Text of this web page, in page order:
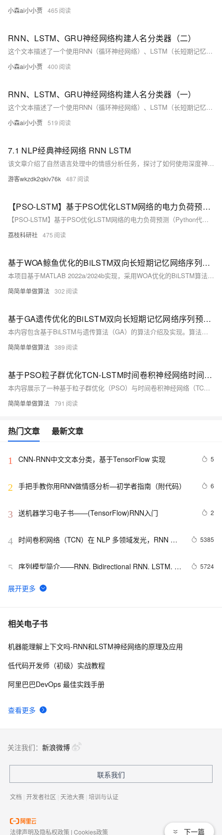
小森ai小小贾 465
RNN、LSTM、GRU神经网络构建人名分类器（二）
这个文本描述了一个使用RNN（循环神经网络）、LSTM（长短期记忆网络）和GRU（门控循环单元）构建的人名分类器的案例。案例的主要目的是通过输入一个人名来预测它最可能属于哪个国家。这个任务在国际化的公司中很重要，因为可以自动为用户注册时提供相应的国家或地区选项。
小森ai小小贾 400
RNN、LSTM、GRU神经网络构建人名分类器（一）
这个文本描述了一个使用RNN（循环神经网络）、LSTM（长短期记忆网络）和GRU（门控循环单元）构建的人名分类器的案例。案例的主要目的是通过输入一个人名来预测它最可能属于哪个国家。这个任务在国际化的公司中很重要，因为可以自动为用户注册时提供相应的国家或地区选项。
小森ai小小贾 519
7.1 NLP经典神经网络 RNN LSTM
该文章介绍了自然语言处理中的情感分析任务，探讨了如何使用深度神经网络，特别是循环神经网络（RNN）和长短时记忆网络（LSTM），来处理和分析文本数据中的复杂情感倾向。
游客wkzdk2qklv76k 487
【PSO-LSTM】基于PSO优化LSTM网络的电力负荷预测（Python代码实现）
【PSO-LSTM】基于PSO优化LSTM网络的电力负荷预测（Python代码实现）
荔枝科研社 475
基于WOA鲸鱼优化的BiLSTM双向长短期记忆网络序列预测算法matlab仿真,对比BiLSTM和LSTM
本项目基于MATLAB 2022a/2024b实现，采用WOA优化的BiLSTM算法进行序列预测。核心代码包含完整中文注释与操作视频，展示从参数优化到模型训练、预测的全流程。BiLSTM通过前向与后向LSTM结合，有效捕捉序列前后文信息，解决传统RNN梯度消失问题。WOA优化超参数（如学习率、隐藏层神经元数），提升模型性能，避免局部最优解。附有运行效果图预览，最终输出预测值与实际值对比，RMSE评估精度。适合研究时序数据分析与深度学习优化的开发者参考。
简简单单做算法 302
基于GA遗传优化的BiLSTM双向长短期记忆网络序列预测算法matlab仿真,对比BiLSTM和LSTM
本内容包含基于BiLSTM与遗传算法（GA）的算法介绍及实现。算法通过MATLAB2022a/2024b运行，核心为优化BiLSTM超参数（如学习率、神经元数量），提升预测性能。LSTM解决传统RNN梯度问题，捕捉长期依赖；BiLSTM双向处理序列，融合前文后文信息，适合全局信息任务。附完整代码（含注释）、操作视频及无水印运行效果预览，适用于股票预测等场景，精度优于单向LSTM。
简简单单做算法 389
基于PSO粒子群优化TCN-LSTM时间卷积神经网络时间序列预测算法matlab仿真
本内容展示了一种基于粒子群优化（PSO）与时间卷积神经网络（TCN）的时间序列预测方法。通过 MATLAB2022a 实现，完整程序运行无水印，核心代码附详细中文注释及操作视频。算法利用 PSO 优化 TCN 的超参数（如卷积核大小、层数等），提升非线性时间序列预测性能。TCN 结构包含因果卷积层与残差连接，结合 LSTM 构建混合模型，经多次迭代选择最优超参数，最终实现更准确可靠的预测效果，适用于金融、气象等领域。
简简单单做算法 791
热门文章 最新文章
1 CNN-RNN中文文本分类，基于TensorFlow 实现 5
2 手把手教你用RNN做情感分析—初学者指南（附代码） 6
3 送机器学习电子书——(TensorFlow)RNN入门 2
4 时间卷积网络（TCN）在 NLP 多领域发光，RNN 或
5385
5
序列模型简介——RNN, Bidirectional RNN, LSTM,
5724
6 Python深度学习面试：CNN、RNN与Transformer详解
7 Transformer、RNN和SSM的相似性探究：揭示看似不相
8 【PyTorch基础教程15】循环神经网络RNN
相关电子书
查看更多
机器能理解上下文吗-RNN和LSTM神经网络的原理及应用
低代码开发师（初级）实战教程
阿里巴巴DevOps 最佳实践手册
下一篇
关注我们： 新浪微博
联系我们
文档 | 开发者社区 | 天池大赛 | 培训与认证
法律声明及隐私权政策 | Cookies政策